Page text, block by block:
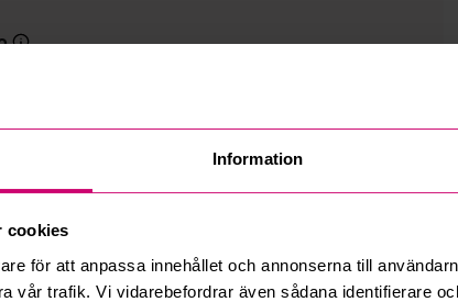
Information
cookies
för att anpassa innehållet och annonserna till
vår trafik. Vi vidarebefordrar även sådana identifierare